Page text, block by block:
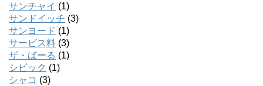
サンチャイ (1)
サンドイッチ (3)
サンヨード (1)
サービス料 (3)
ザ・ばーる (1)
シビック (1)
シャコ (3)